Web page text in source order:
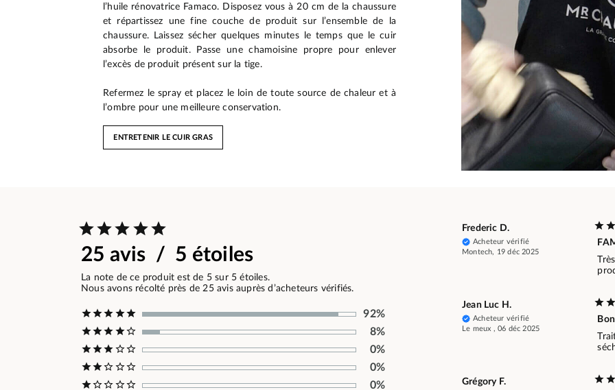
l’huile rénovatrice Famaco. Disposez vous à 20 cm de la chaussure
et répartissez une fine couche de produit sur l’ensemble de la
chaussure. Laissez sécher quelques minutes le temps que le cuir
absorbe le produit. Passe une chamoisine propre pour enlever
l’excès de produit présent sur la tige.
Refermez le spray et placez le loin de toute source de chaleur et à
l’ombre pour une meilleure conservation.
ENTRETENIR LE CUIR GRAS
25 avis / 5 étoiles
La note de ce produit est de 5 sur 5 étoiles.
Nous avons récolté près de 25 avis auprès d’acheteurs vérifiés.
92%
8%
0%
0%
0%
Frederic D.
Acheteur vérifié
Montech, 19 déc 2025
Jean Luc H.
Acheteur vérifié
Le meux , 06 déc 2025
Grégory F.